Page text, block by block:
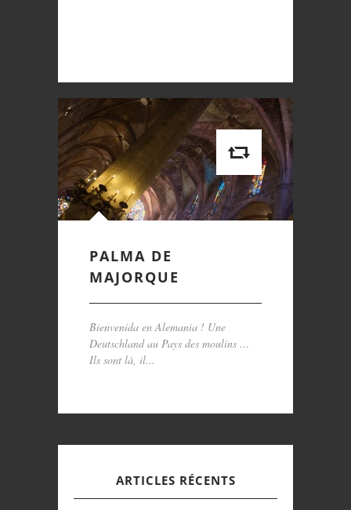
PALMA DE
MAJORQUE
Bienvenida en Alemania ! Une
Deutschland au Pays des moulins …
Ils sont là, il...
ARTICLES RÉCENTS